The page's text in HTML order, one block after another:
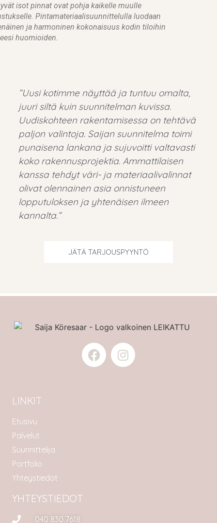
isot pinnat ovat pohja kaikelle muulle
Pintamateriaalisuunnittelulla luodaan
ja harmoninen kokonaisuus kodin tiloihin
huomioiden.
”Uusi kotimme näyttää ja tuntuu omalta,
juuri siltä kuin suunnitelman kuvissa.
Uudiskohteen rakentamisessa on tehtävä
paljon valintoja. Saijan suunnitelma toimi
punaisena lankana ja sujuvoitti valtavasti
koko rakennusprojektia. Ammattilaisen
kanssa tehdyt väri- ja materiaalivalinnat
olivat olennainen asia onnistuneen
lopputuloksen ja yhtenäisen ilmeen
kannalta.”
JÄTÄ TARJOUSPYYNTÖ
LINKIT
Etusivu
Palvelut
Suunnittelija
Portfolio
Yhteystiedot
YHTEYSTIEDOT
040 830 7618